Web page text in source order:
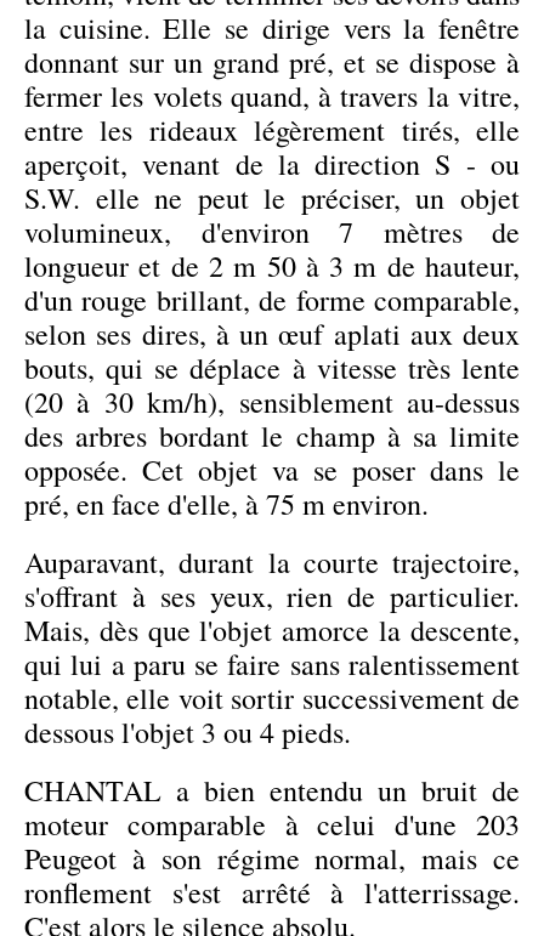
la cuisine. Elle se dirige vers la fenêtre
donnant sur un grand pré, et se dispose à
fermer les volets quand, à travers la vitre,
entre les rideaux légèrement tirés, elle
aperçoit, venant de la direction S - ou
S.W. elle ne peut le préciser, un objet
volumineux, d'environ 7 mètres de
longueur et de 2 m 50 à 3 m de hauteur,
d'un rouge brillant, de forme comparable,
selon ses dires, à un œuf aplati aux deux
bouts, qui se déplace à vitesse très lente
(20 à 30 km/h), sensiblement au-dessus
des arbres bordant le champ à sa limite
opposée. Cet objet va se poser dans le
pré, en face d'elle, à 75 m environ.
Auparavant, durant la courte trajectoire,
s'offrant à ses yeux, rien de particulier.
Mais, dès que l'objet amorce la descente,
qui lui a paru se faire sans ralentissement
notable, elle voit sortir successivement de
dessous l'objet 3 ou 4 pieds.
CHANTAL a bien entendu un bruit de
moteur comparable à celui d'une 203
Peugeot à son régime normal, mais ce
ronflement s'est arrêté à l'atterrissage.
C'est alors le silence absolu.